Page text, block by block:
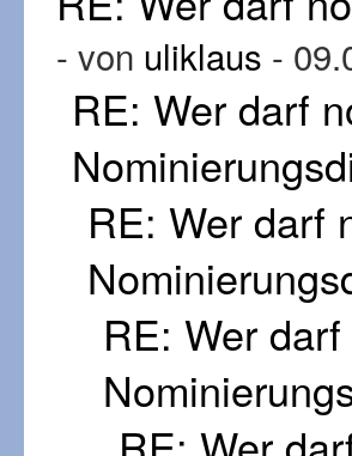
- von uliklaus -
RE: Wer darf
RE: Wer darf
RE: Wer